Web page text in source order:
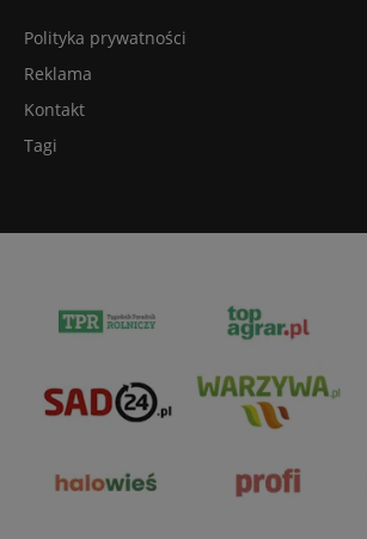
Polityka prywatności
Reklama
Kontakt
Tagi